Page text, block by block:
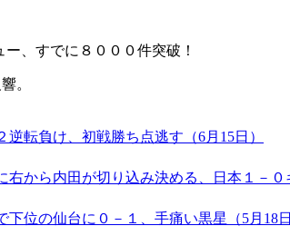
、すでに８０００件突破！
。
転負け、初戦勝ち点逃す（6月15日）
右から内田が切り込み決める、日本１－０
位の仙台に０－１、手痛い黒星（5月18日